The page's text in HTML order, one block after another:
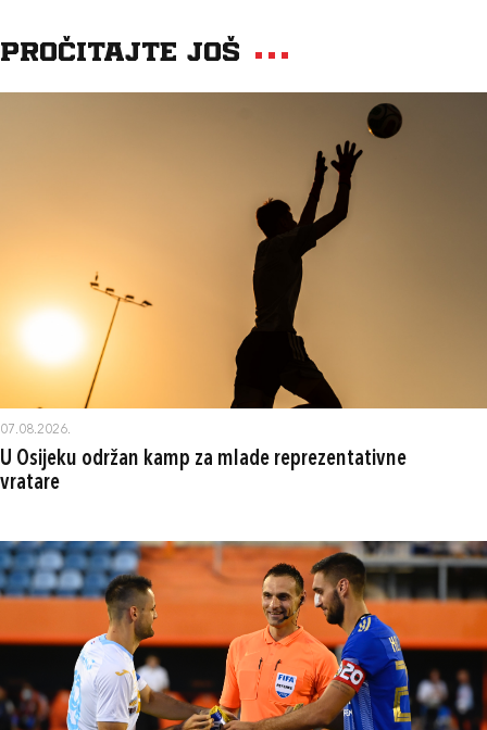
Pročitajte još
07.08.2026.
U Osijeku održan kamp za mlade reprezentativne
vratare